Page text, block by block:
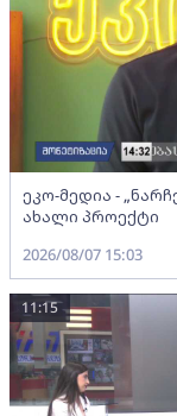
ეკო-მედია -
ახალი პროექტი
2026/08/07 15:03
11:15